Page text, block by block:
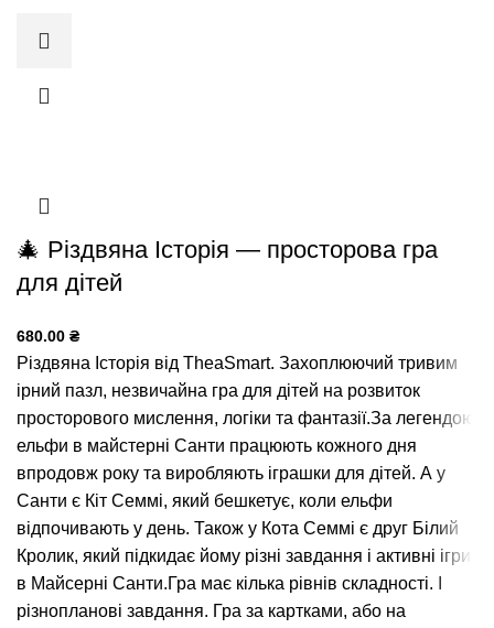
🎄 Різдвяна Історія — просторова гра
для дітей
680.00 ₴
Різдвяна Історія від TheaSmart. Захоплюючий тривим
ірний пазл, незвичайна гра для дітей на розвиток
просторового мислення, логіки та фантазії.За легендою
ельфи в майстерні Санти працюють кожного дня
впродовж року та виробляють іграшки для дітей. А у
Санти є Кіт Семмі, який бешкетує, коли ельфи
відпочивають у день. Також у Кота Семмі є друг Білий
Кролик, який підкидає йому різні завдання і активні ігри
в Майсерні Санти.Гра має кілька рівнів складності. І
різнопланові завдання. Гра за картками, або на